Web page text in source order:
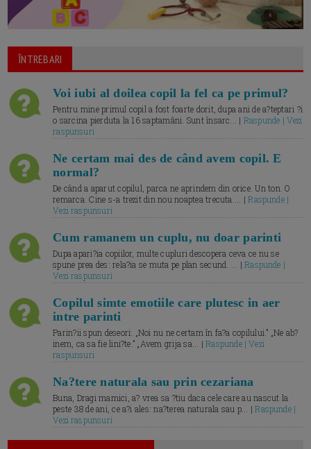
ÎNTREBARI
Voi iubi al doilea copil la fel ca pe primul?
Pentru mine primul copil a fost foarte dorit, dupa ani de a?teptari ?i
o sarcina pierduta la 16 saptamâni. Sunt însarc... | Raspunde | Vezi
raspunsuri
Ne certam mai des de când avem copil. E
normal?
De când a aparut copilul, parca ne aprindem din orice. Un ton. O
remarca. Cine s-a trezit din nou noaptea trecuta.... |Raspunde |
Vezi raspunsuri
Cum ramanem un cuplu, nu doar parinti
Dupa apari?ia copiilor, multe cupluri descopera ceva ce nu se
spune prea des: rela?ia se muta pe plan secund. ... |Raspunde |
Vezi raspunsuri
Copilul simte emotiile care plutesc in aer
intre parinti
Parin?ii spun deseori: „Noi nu ne certam în fa?a copilului.” „Ne ab?
inem, ca sa fie lini?te.” „Avem grija sa... |Raspunde | Vezi
raspunsuri
Na?tere naturala sau prin cezariana
Buna, Dragi mamici, a? vrea sa ?tiu daca cele care au nascut la
peste 38 de ani, ce a?i ales: na?terea naturala sau p... |Raspunde |
Vezi raspunsuri